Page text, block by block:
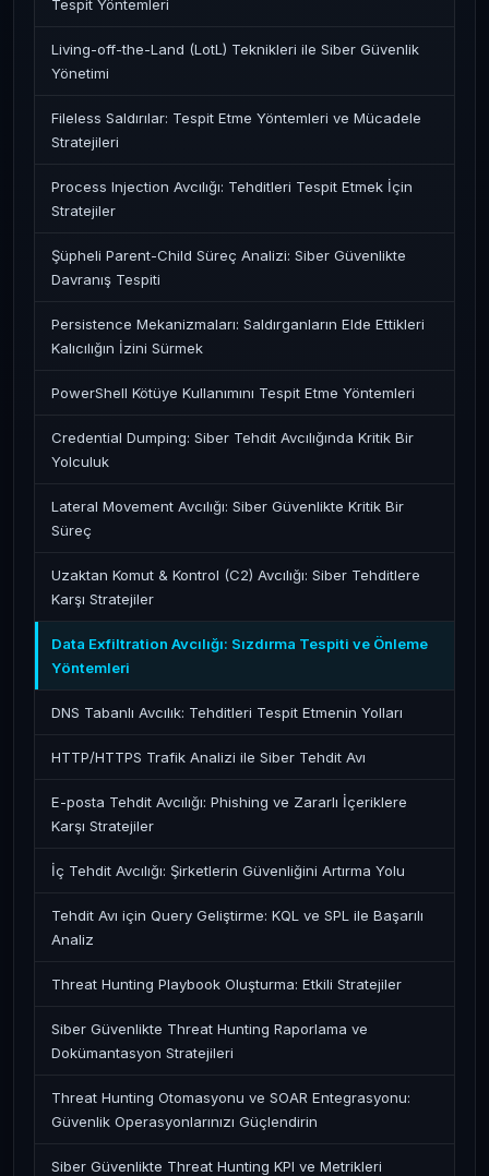
Tespit Yöntemleri
Living-off-the-Land (LotL) Teknikleri ile Siber Güvenlik
Yönetimi
Fileless Saldırılar: Tespit Etme Yöntemleri ve Mücadele
Stratejileri
Process Injection Avcılığı: Tehditleri Tespit Etmek İçin
Stratejiler
Şüpheli Parent-Child Süreç Analizi: Siber Güvenlikte
Davranış Tespiti
Persistence Mekanizmaları: Saldırganların Elde Ettikleri
Kalıcılığın İzini Sürmek
PowerShell Kötüye Kullanımını Tespit Etme Yöntemleri
Credential Dumping: Siber Tehdit Avcılığında Kritik Bir
Yolculuk
Lateral Movement Avcılığı: Siber Güvenlikte Kritik Bir
Süreç
Uzaktan Komut & Kontrol (C2) Avcılığı: Siber Tehditlere
Karşı Stratejiler
Data Exfiltration Avcılığı: Sızdırma Tespiti ve Önleme
Yöntemleri
DNS Tabanlı Avcılık: Tehditleri Tespit Etmenin Yolları
HTTP/HTTPS Trafik Analizi ile Siber Tehdit Avı
E-posta Tehdit Avcılığı: Phishing ve Zararlı İçeriklere
Karşı Stratejiler
İç Tehdit Avcılığı: Şirketlerin Güvenliğini Artırma Yolu
Tehdit Avı için Query Geliştirme: KQL ve SPL ile Başarılı
Analiz
Threat Hunting Playbook Oluşturma: Etkili Stratejiler
Siber Güvenlikte Threat Hunting Raporlama ve
Dokümantasyon Stratejileri
Threat Hunting Otomasyonu ve SOAR Entegrasyonu:
Güvenlik Operasyonlarınızı Güçlendirin
Siber Güvenlikte Threat Hunting KPI ve Metrikleri